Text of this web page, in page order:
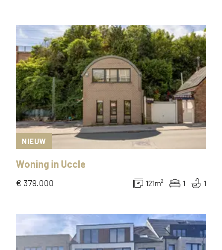
NIEUW
Woning in Uccle
€ 379.000 121m² 1 1